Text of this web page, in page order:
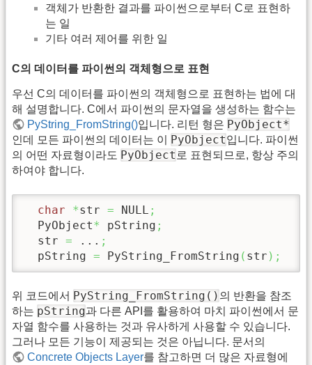
객체가 반환한 결과를 파이썬으로부터 C로 표현하
는 일
기타 여러 제어를 위한 일
C의 데이터를 파이썬의 객체형으로 표현
우선 C의 데이터를 파이썬의 객체형으로 표현하는 법에 대
해 설명합니다. C에서 파이썬의 문자열을 생성하는 함수는
PyString_FromString()입니다. 리턴 형은 PyObject*
인데 모든 파이썬의 데이터는 이 PyObject입니다. 파이썬
의 어떤 자료형이라도 PyObject로 표현되므로, 항상 주의
하여야 합니다.
char *str = NULL ;
  PyObject
* pString ;
  str
= ... ;
  pString
= PyString_FromString ( str ) ;
위 코드에서 PyString_FromString() 의 반환을 참조
하는 pString과 다른 API를 활용하여 마치 파이썬에서 문
자열 함수를 사용하는 것과 유사하게 사용할 수 있습니다.
그러나 모든 기능이 제공되는 것은 아닙니다. 문서의
Concrete Objects Layer를 참고하면 더 많은 자료형에